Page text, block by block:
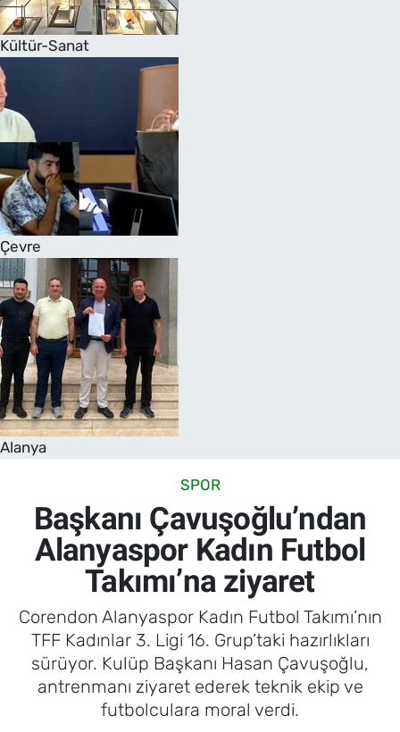
Kültür-Sanat
Çevre
Alanya
SPOR
Başkanı Çavuşoğlu’ndan
Alanyaspor Kadın Futbol
Takımı’na ziyaret
Corendon Alanyaspor Kadın Futbol Takımı’nın
TFF Kadınlar 3. Ligi 16. Grup’taki hazırlıkları
sürüyor. Kulüp Başkanı Hasan Çavuşoğlu,
antrenmanı ziyaret ederek teknik ekip ve
futbolculara moral verdi.